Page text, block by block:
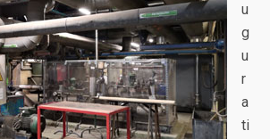
u
g
u
r
a
ti